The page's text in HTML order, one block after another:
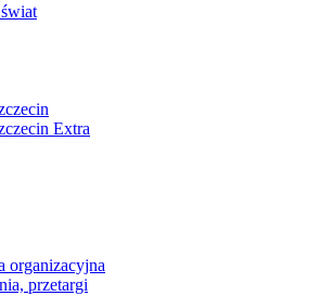
Extra
organizacyjna
przetargi